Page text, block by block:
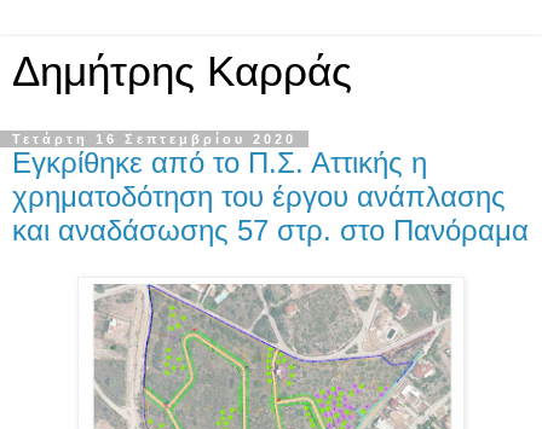
Δημήτρης Καρράς
Τετάρτη 16 Σεπτεμβρίου 2020
Εγκρίθηκε από το Π.Σ. Αττικής η
χρηματοδότηση του έργου ανάπλασης
και αναδάσωσης 57 στρ. στο Πανόραμα